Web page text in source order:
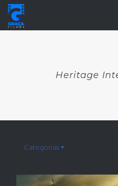
Heritage
Categorias